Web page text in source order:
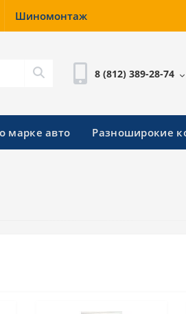
Шиномонтаж
8 (812) 389-28-74
марке авто Разноширокие